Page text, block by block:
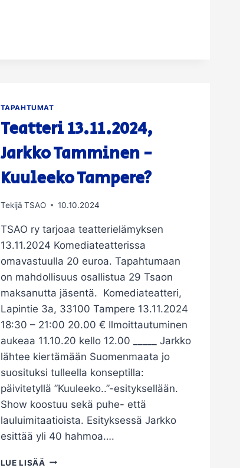
TAPAHTUMAT
Teatteri 13.11.2024,
Jarkko Tamminen -
Kuuleeko Tampere?
Tekijä TSAO 10.10.2024
TSAO ry tarjoaa teatterielämyksen
13.11.2024 Komediateatterissa
omavastuulla 20 euroa. Tapahtumaan
on mahdollisuus osallistua 29 Tsaon
maksanutta jäsentä. Komediateatteri,
Lapintie 3a, 33100 Tampere 13.11.2024
18:30 – 21:00 20.00 € Ilmoittautuminen
aukeaa 11.10.20 kello 12.00 _____ Jarkko
lähtee kiertämään Suomenmaata jo
suosituksi tulleella konseptilla:
päivitetyllä ”Kuuleeko..”-esityksellään.
Show koostuu sekä puhe- että
lauluimitaatioista. Esityksessä Jarkko
esittää yli 40 hahmoa….
LUE LISÄÄ TEATTERI